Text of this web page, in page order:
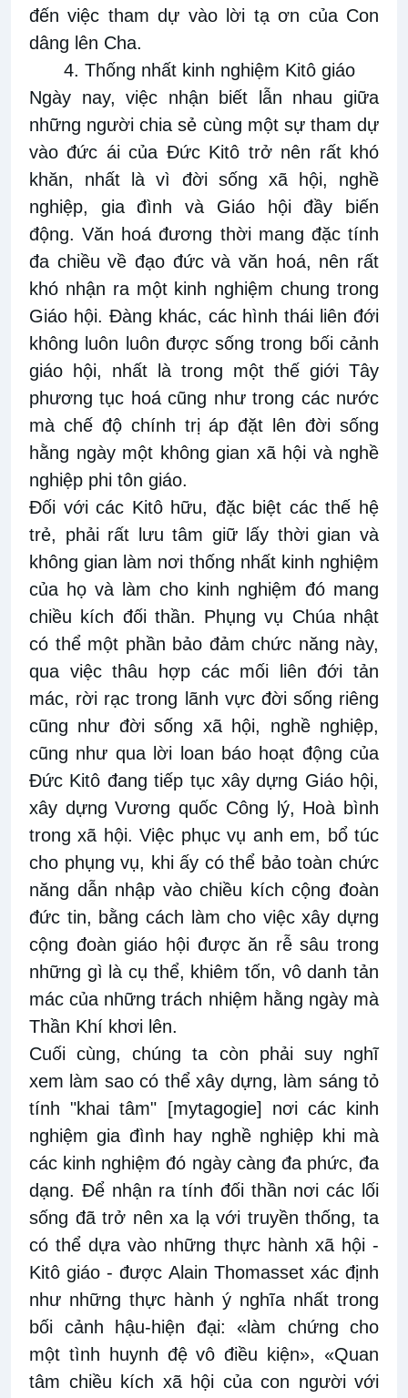
đến việc tham dự vào lời tạ ơn của Con
dâng lên Cha.
4. Thống nhất kinh nghiệm Kitô giáo
Ngày nay, việc nhận biết lẫn nhau giữa
những người chia sẻ cùng một sự tham dự
vào đức ái của Đức Kitô trở nên rất khó
khăn, nhất là vì đời sống xã hội, nghề
nghiệp, gia đình và Giáo hội đầy biến
động. Văn hoá đương thời mang đặc tính
đa chiều về đạo đức và văn hoá, nên rất
khó nhận ra một kinh nghiệm chung trong
Giáo hội. Đàng khác, các hình thái liên đới
không luôn luôn được sống trong bối cảnh
giáo hội, nhất là trong một thế giới Tây
phương tục hoá cũng như trong các nước
mà chế độ chính trị áp đặt lên đời sống
hằng ngày một không gian xã hội và nghề
nghiệp phi tôn giáo.
Đối với các Kitô hữu, đặc biệt các thế hệ
trẻ, phải rất lưu tâm giữ lấy thời gian và
không gian làm nơi thống nhất kinh nghiệm
của họ và làm cho kinh nghiệm đó mang
chiều kích đối thần. Phụng vụ Chúa nhật
có thể một phần bảo đảm chức năng này,
qua việc thâu hợp các mối liên đới tản
mác, rời rạc trong lãnh vực đời sống riêng
cũng như đời sống xã hội, nghề nghiệp,
cũng như qua lời loan báo hoạt động của
Đức Kitô đang tiếp tục xây dựng Giáo hội,
xây dựng Vương quốc Công lý, Hoà bình
trong xã hội. Việc phục vụ anh em, bổ túc
cho phụng vụ, khi ấy có thể bảo toàn chức
năng dẫn nhập vào chiều kích cộng đoàn
đức tin, bằng cách làm cho việc xây dựng
cộng đoàn giáo hội được ăn rễ sâu trong
những gì là cụ thể, khiêm tốn, vô danh tản
mác của những trách nhiệm hằng ngày mà
Thần Khí khơi lên.
Cuối cùng, chúng ta còn phải suy nghĩ
xem làm sao có thể xây dựng, làm sáng tỏ
tính "khai tâm" [mytagogie] nơi các kinh
nghiệm gia đình hay nghề nghiệp khi mà
các kinh nghiệm đó ngày càng đa phức, đa
dạng. Để nhận ra tính đối thần nơi các lối
sống đã trở nên xa lạ với truyền thống, ta
có thể dựa vào những thực hành xã hội -
Kitô giáo - được Alain Thomasset xác định
như những thực hành ý nghĩa nhất trong
bối cảnh hậu-hiện đại: «làm chứng cho
một tình huynh đệ vô điều kiện», «Quan
tâm chiều kích xã hội của con người với